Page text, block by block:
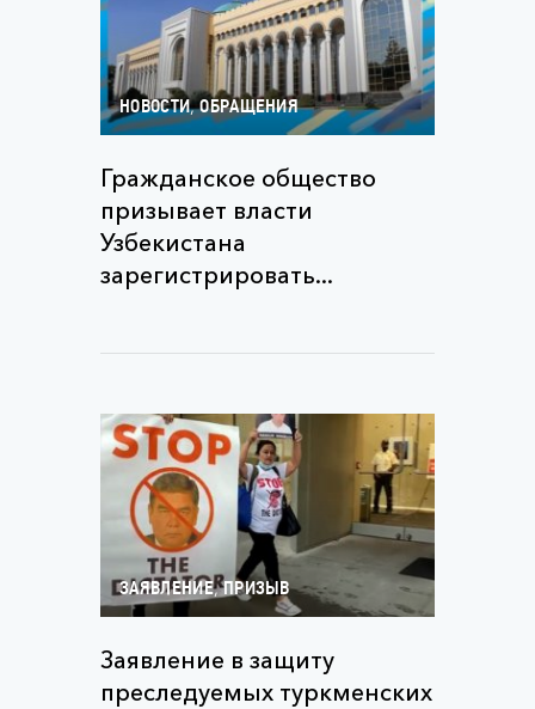
НОВОСТИ,ОБРАЩЕНИЯ
Гражданское общество
призывает власти
Узбекистана
зарегистрировать...
ЗАЯВЛЕНИЕ,ПРИЗЫВ
Заявление в защиту
преследуемых туркменских